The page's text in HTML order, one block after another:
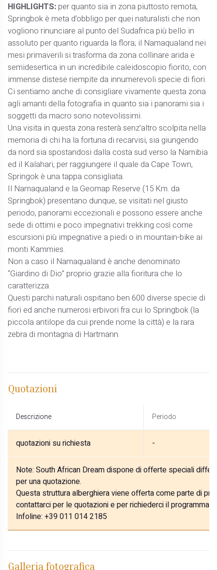
HIGHLIGHTS:per quanto sia in zona piuttosto remota,
Springbok è meta d’obbligo per quei naturalisti che non
vogliono rinunciare al punto del Sudafrica più bello in
assoluto per quanto riguarda la flora; il Namaqualand nei
mesi primaverili si trasforma da zona collinare arida e
semidesertica in un incredibile caleidoscopio fiorito, con
immense distese riempite da innumerevoli specie di fiori.
Ci sentiamo anche di consigliare vivamente questa zona
agli amanti della fotografia in quanto sia i panorami sia i
soggetti da macro sono notevolissimi.
Una visita in questa zona resterà senz’altro scolpita nella
memoria di chi ha la fortuna di recarvisi, sia giungendo
da nord sia spostandosi dalla costa sud verso la Namibia
ed il Kalahari, per raggiungere il quale da Cape Town,
Springok è una tappa consigliata.
Il Namaqualand e la Geomap Reserve (15 Km. da
Springbok) presentano dunque, se visitati nel giusto
periodo, panorami eccezionali e possono essere anche
sede di ottimi e poco impegnativi trekking così come
escursioni più impegnative a piedi o in mountain-bike ai
monti Kammies.
Non a caso il Namaqualand è anche denominato
“Giardino di Dio” proprio grazie alla fioritura che lo
caratterizza.
Questi parchi naturali ospitano ben 600 diverse specie di
fiori ed anche numerosi erbivori fra cui lo Springbok (la
piccola antilope da cui prende nome la città) e la rara
zebra di montagna di Hartmann.
Quotazioni
Descrizione Periodo
quotazioni su richiesta -
Note: South African Dream dispone di offerte speciali
per una quotazione.
Questa struttura alberghiera viene offerta come parte di
contattarci per le quotazioni e per richiederci il programma
Infoline: +39 011 014 2185
Galleria fotografica